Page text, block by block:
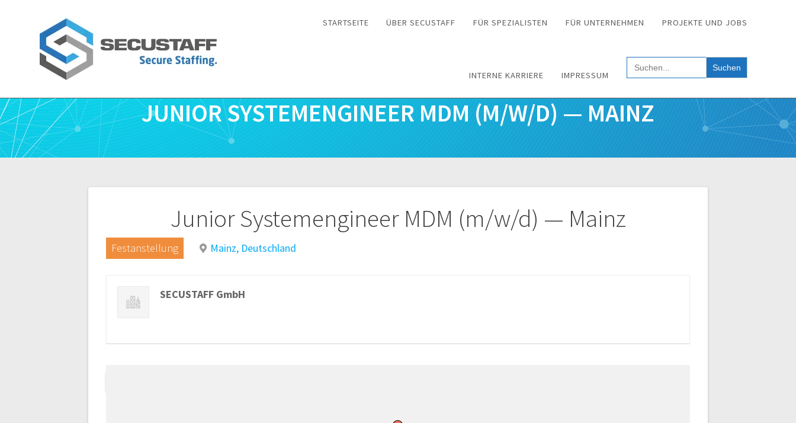
STARTSEITE ÜBER SECUSTAFF FÜR SPEZIALISTEN FÜR UNTERNEHMEN PROJEKTE UND JOBS
INTERNE KARRIERE IMPRESSUM
Search
for:
JUNIOR SYSTEMENGINEER MDM (M/W/D) — MAINZ
Junior Systemengineer MDM (m/w/d) — Mainz
Festanstellung Mainz, Deutschland
SECUSTAFF GmbH
Beitragsnavigation